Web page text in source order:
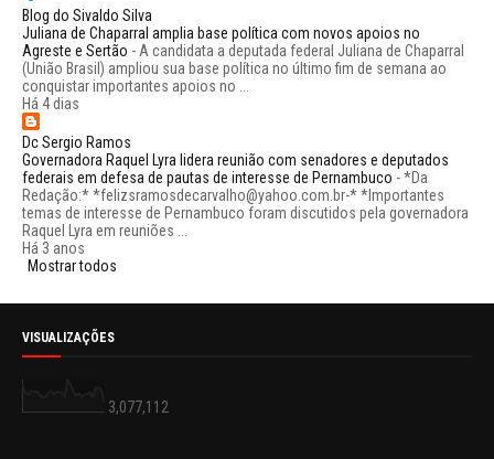
Blog do Sivaldo Silva
Juliana de Chaparral amplia base política com novos apoios no
Agreste e Sertão - A candidata a deputada federal Juliana de Chaparral
(União Brasil) ampliou sua base política no último fim de semana ao
conquistar importantes apoios no ...
Há 4 dias
Dc Sergio Ramos
Governadora Raquel Lyra lidera reunião com senadores e deputados
federais em defesa de pautas de interesse de Pernambuco -*Da
Redação:* *felizsramosdecarvalho@yahoo.com.br-* *Importantes
temas de interesse de Pernambuco foram discutidos pela governadora
Raquel Lyra em reuniões ...
Há 3 anos
Mostrar todos
VISUALIZAÇÕES
3,077,112